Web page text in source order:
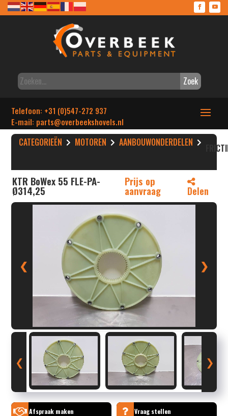
Zoek
Telefoon: +31 (0)547-272 937
E-mail: parts@overbeekshovels.nl
CATEGORIEËN MOTOREN AANBOUWONDERDELEN
KTR BoWex 55 FLE-PA-
Ø314,25
Prijs op
aanvraag Delen
❮ ❯
❮ ❯
Afspraak maken Vraag stellen